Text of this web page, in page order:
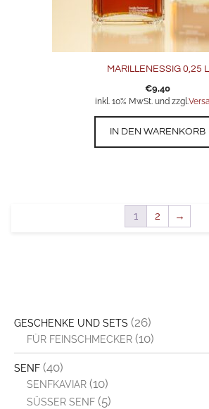
MARILLENESSIG 0,25 L
€9,40
inkl. 10% MwSt. und zzgl.
IN DEN WARENKORB
1 2 →
GESCHENKE UND SETS (26)
FÜR FEINSCHMECKER (10)
SENF (40)
SENFKAVIAR (10)
SÜSSER SENF (5)